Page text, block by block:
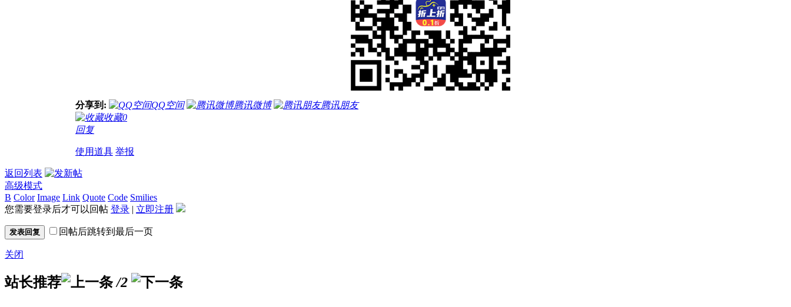
分享到: QQ空间 腾讯微博
腾讯朋友
收藏0
回复
使用道具 举报
返回列表
高级模式
B Color Image Link Quote Code Smilies
您需要登录后才可以回帖 登录 | 立即注册
发表回复 回帖后跳转到最后一页
关闭
站长推荐 /2